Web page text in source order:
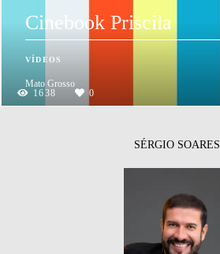
Cinebook Priscila
VÍDEOS
Mato Grosso
1638
0
SÉRGIO SOARES